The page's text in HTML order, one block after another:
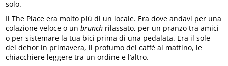
solo.
Il The Place era molto più di un locale. Era dove andavi per una
colazione veloce o unbrunch rilassato, per un pranzo tra amici
o per sistemare la tua bici prima di una pedalata. Era il sole
del dehor in primavera, il profumo del caffè al mattino, le
chiacchiere leggere tra un ordine e l’altro.